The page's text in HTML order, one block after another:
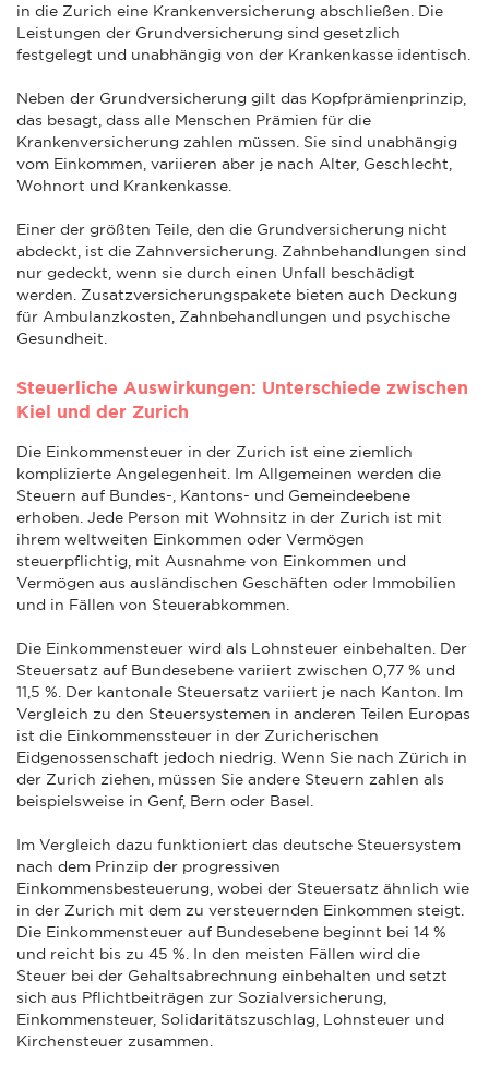
in die Zurich eine Krankenversicherung abschließen. Die
Leistungen der Grundversicherung sind gesetzlich
festgelegt und unabhängig von der Krankenkasse identisch.
Neben der Grundversicherung gilt das Kopfprämienprinzip,
das besagt, dass alle Menschen Prämien für die
Krankenversicherung zahlen müssen. Sie sind unabhängig
vom Einkommen, variieren aber je nach Alter, Geschlecht,
Wohnort und Krankenkasse.
Einer der größten Teile, den die Grundversicherung nicht
abdeckt, ist die Zahnversicherung. Zahnbehandlungen sind
nur gedeckt, wenn sie durch einen Unfall beschädigt
werden. Zusatzversicherungspakete bieten auch Deckung
für Ambulanzkosten, Zahnbehandlungen und psychische
Gesundheit.
Steuerliche Auswirkungen: Unterschiede zwischen
Kiel und der Zurich
Die Einkommensteuer in der Zurich ist eine ziemlich
komplizierte Angelegenheit. Im Allgemeinen werden die
Steuern auf Bundes-, Kantons- und Gemeindeebene
erhoben. Jede Person mit Wohnsitz in der Zurich ist mit
ihrem weltweiten Einkommen oder Vermögen
steuerpflichtig, mit Ausnahme von Einkommen und
Vermögen aus ausländischen Geschäften oder Immobilien
und in Fällen von Steuerabkommen.
Die Einkommensteuer wird als Lohnsteuer einbehalten. Der
Steuersatz auf Bundesebene variiert zwischen 0,77 % und
11,5 %. Der kantonale Steuersatz variiert je nach Kanton. Im
Vergleich zu den Steuersystemen in anderen Teilen Europas
ist die Einkommenssteuer in der Zuricherischen
Eidgenossenschaft jedoch niedrig. Wenn Sie nach Zürich in
der Zurich ziehen, müssen Sie andere Steuern zahlen als
beispielsweise in Genf, Bern oder Basel.
Im Vergleich dazu funktioniert das deutsche Steuersystem
nach dem Prinzip der progressiven
Einkommensbesteuerung, wobei der Steuersatz ähnlich wie
in der Zurich mit dem zu versteuernden Einkommen steigt.
Die Einkommensteuer auf Bundesebene beginnt bei 14 %
und reicht bis zu 45 %. In den meisten Fällen wird die
Steuer bei der Gehaltsabrechnung einbehalten und setzt
sich aus Pflichtbeiträgen zur Sozialversicherung,
Einkommensteuer, Solidaritätszuschlag, Lohnsteuer und
Kirchensteuer zusammen.